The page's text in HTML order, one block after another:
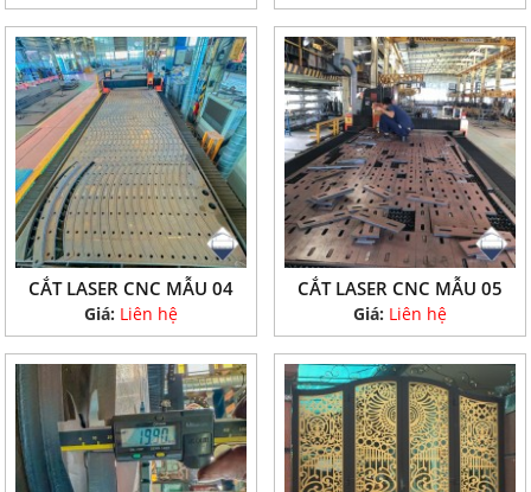
CẮT LASER CNC MẪU 04
Giá: Liên hệ
CẮT LASER CNC MẪU 05
Giá: Liên hệ